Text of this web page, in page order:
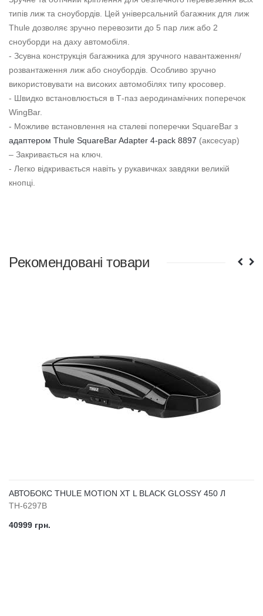
типів лиж та сноубордів. Цей універсальний багажник для лиж
Thule дозволяє зручно перевозити до 5 пар лиж або 2
сноуборди на даху автомобіля.
- Зсувна конструкція багажника для зручного навантаження/
розвантаження лиж або сноубордів. Особливо зручно
використовувати на високих автомобілях типу кросовер.
- Швидко встановлюється в Т-паз аеродинамічних поперечок
WingBar.
- Можливе встановлення на сталеві поперечки SquareBar з
адаптером Thule SquareBar Adapter 4-pack 8897 (аксесуар)
– Закривається на ключ.
- Легко відкривається навіть у рукавичках завдяки великій
кнопці.
Рекомендовані товари
АВТОБОКС THULE MOTION XT L BLACK GLOSSY 450 Л
TH-6297B
40999 грн.